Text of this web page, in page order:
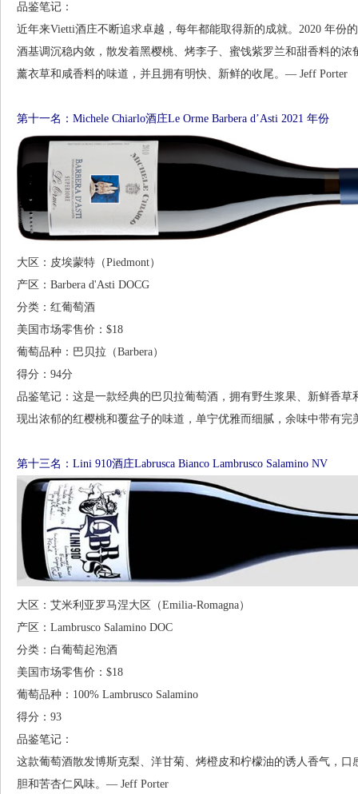
品鉴笔记：
近年来Vietti酒庄不断追求卓越，每年都能取得新的成就。2020 年份
酒基调沉稳内敛，散发着黑樱桃、烤李子、蜜饯紫罗兰和甜香料的
薰衣草和咸香料的味道，并且拥有明快、新鲜的收尾。— Jeff Porter
第十一名：Michele Chiarlo酒庄Le Orme Barbera d’Asti 2021 年份
大区：皮埃蒙特（Piedmont）
产区：Barbera d'Asti DOCG
分类：红葡萄酒
美国市场零售价：$18
葡萄品种：巴贝拉（Barbera）
得分：94分
品鉴笔记：这是一款经典的巴贝拉葡萄酒，拥有野生浆果、新鲜香
现出浓郁的红樱桃和覆盆子的味道，单宁优雅而细腻，余味中带有完
第十三名：Lini 910酒庄Labrusca Bianco Lambrusco Salamino NV
大区：艾米利亚罗马涅大区（Emilia-Romagna）
产区：Lambrusco Salamino DOC
分类：白葡萄起泡酒
美国市场零售价：$18
葡萄品种：100% Lambrusco Salamino
得分：93
品鉴笔记：
这款葡萄酒散发博斯克梨、洋甘菊、烤橙皮和柠檬油的诱人香气，
胆和苦杏仁风味。— Jeff Porter